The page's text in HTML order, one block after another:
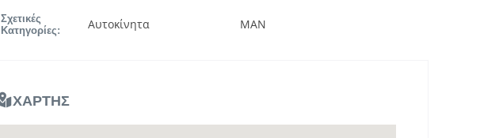
Σχετικές
Κατηγορίες: Αυτοκίνητα MAN
ΧΑΡΤΗΣ